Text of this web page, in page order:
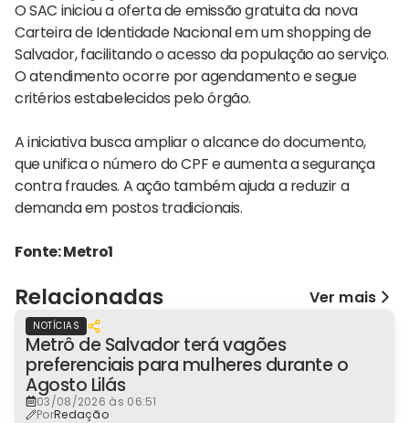
O SAC iniciou a oferta de emissão gratuita da nova
Carteira de Identidade Nacional em um shopping de
Salvador, facilitando o acesso da população ao serviço.
O atendimento ocorre por agendamento e segue
critérios estabelecidos pelo órgão.
A iniciativa busca ampliar o alcance do documento,
que unifica o número do CPF e aumenta a segurança
contra fraudes. A ação também ajuda a reduzir a
demanda em postos tradicionais.
Fonte: Metro1
Relacionadas Ver mais
NOTÍCIAS
Metrô de Salvador terá vagões
preferenciais para mulheres durante o
Agosto Lilás
03/08/2026 às 06:51
PorRedação